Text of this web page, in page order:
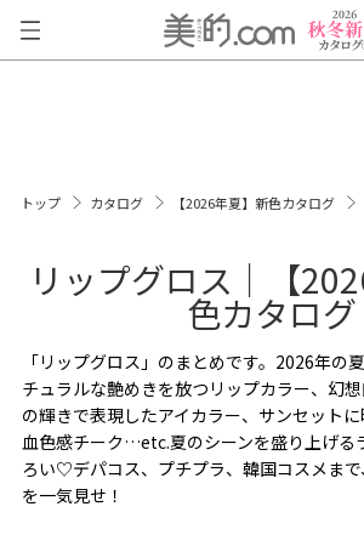
トップ カタログ 【2026年夏】新色カタログ
リップグロス｜【
色カタログ
「リップグロス」のまとめです。2026年の
チュラルな艶めきを放つリップカラー、幻
の輝きで表現したアイカラー、サンセット
血色感チーク…etc.夏のシーンを盛り上げる
ろい♡デパコス、プチプラ、韓国コスメま
を一気見せ！